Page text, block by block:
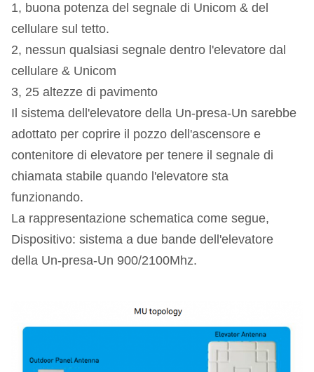
1, buona potenza del segnale di Unicom & del
cellulare sul tetto.
2, nessun qualsiasi segnale dentro l'elevatore dal
cellulare & Unicom
3, 25 altezze di pavimento
Il sistema dell'elevatore della Un-presa-Un sarebbe
adottato per coprire il pozzo dell'ascensore e
contenitore di elevatore per tenere il segnale di
chiamata stabile quando l'elevatore sta
funzionando.
La rappresentazione schematica come segue,
Dispositivo: sistema a due bande dell'elevatore
della Un-presa-Un 900/2100Mhz.